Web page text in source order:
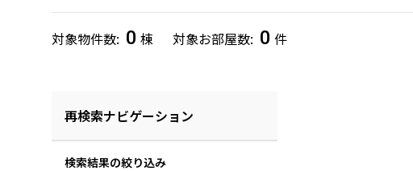
対象物件数 0 棟 対象お部屋数 0 件
再検索ナビゲーション
検索結果の絞り込み